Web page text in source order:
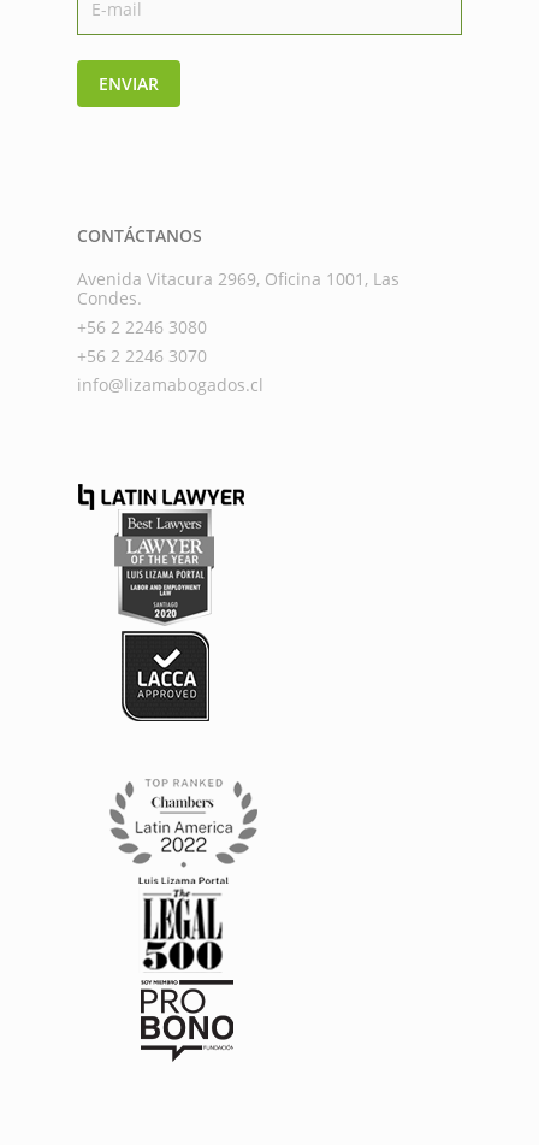
ENVIAR
CONTÁCTANOS
Avenida Vitacura 2969, Oficina 1001, Las
Condes.
+56 2 2246 3080
+56 2 2246 3070
info@lizamabogados.cl